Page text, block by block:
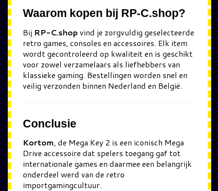
Waarom kopen bij RP-C.shop?
Bij RP-C.shop vind je zorgvuldig geselecteerde
retro games, consoles en accessoires. Elk item
wordt gecontroleerd op kwaliteit en is geschikt
voor zowel verzamelaars als liefhebbers van
klassieke gaming. Bestellingen worden snel en
veilig verzonden binnen Nederland en België.
Conclusie
Kortom, de Mega Key 2 is een iconisch Mega
Drive accessoire dat spelers toegang gaf tot
internationale games en daarmee een belangrijk
onderdeel werd van de retro
importgamingcultuur.